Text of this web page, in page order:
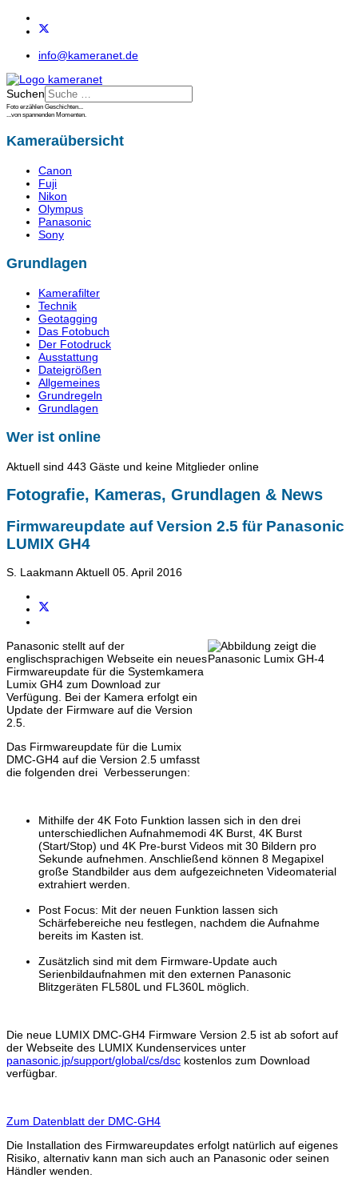
info@kameranet.de
Suchen
Foto erzählen Geschichten...
...von spannenden Momenten.
Kameraübersicht
Canon
Fuji
Nikon
Olympus
Panasonic
Sony
Grundlagen
Kamerafilter
Technik
Geotagging
Das Fotobuch
Der Fotodruck
Ausstattung
Dateigrößen
Allgemeines
Grundregeln
Grundlagen
Wer ist online
Aktuell sind 443 Gäste und keine Mitglieder online
Fotografie, Kameras, Grundlagen & News
Firmwareupdate auf Version 2.5 für Panasonic
LUMIX GH4
S. Laakmann Aktuell 05. April 2016
Panasonic stellt auf der
englischsprachigen Webseite ein neues
Firmwareupdate für die Systemkamera
Lumix GH4 zum Download zur
Verfügung. Bei der Kamera erfolgt ein
Update der Firmware auf die Version
2.5.
Das Firmwareupdate für die Lumix
DMC-GH4 auf die Version 2.5 umfasst
die folgenden drei Verbesserungen:
Mithilfe der 4K Foto Funktion lassen sich in den drei
unterschiedlichen Aufnahmemodi 4K Burst, 4K Burst
(Start/Stop) und 4K Pre-burst Videos mit 30 Bildern pro
Sekunde aufnehmen. Anschließend können 8 Megapixel
große Standbilder aus dem aufgezeichneten Videomaterial
extrahiert werden.
Post Focus: Mit der neuen Funktion lassen sich
Schärfebereiche neu festlegen, nachdem die Aufnahme
bereits im Kasten ist.
Zusätzlich sind mit dem Firmware-Update auch
Serienbildaufnahmen mit den externen Panasonic
Blitzgeräten FL580L und FL360L möglich.
Die neue LUMIX DMC-GH4 Firmware Version 2.5 ist ab sofort auf
der Webseite des LUMIX Kundenservices unter
panasonic.jp/support/global/cs/dsc kostenlos zum Download
verfügbar.
Zum Datenblatt der DMC-GH4
Die Installation des Firmwareupdates erfolgt natürlich auf eigenes
Risiko, alternativ kann man sich auch an Panasonic oder seinen
Händler wenden.